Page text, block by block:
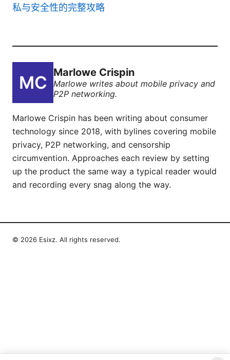
私与安全性的完整攻略
Marlowe Crispin
Marlowe writes about mobile privacy and
P2P networking.
Marlowe Crispin has been writing about consumer
technology since 2018, with bylines covering mobile
privacy, P2P networking, and censorship
circumvention. Approaches each review by setting
up the product the same way a typical reader would
and recording every snag along the way.
© 2026 Esixz. All rights reserved.